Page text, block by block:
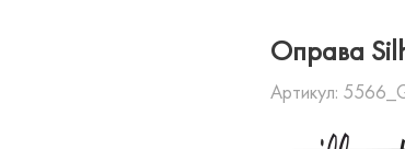
Оправа
Артикул: